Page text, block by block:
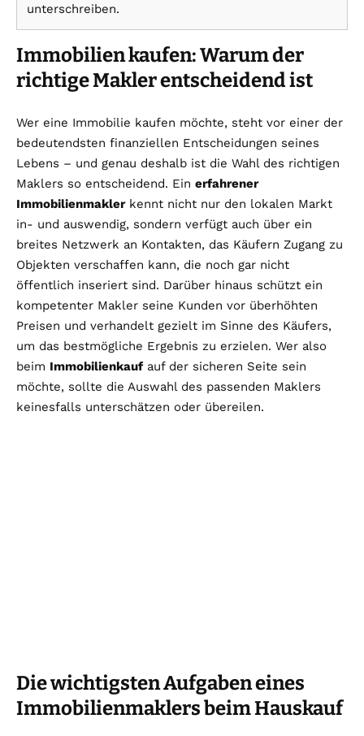
unterschreiben.
Immobilien kaufen: Warum der
richtige Makler entscheidend ist
Wer eine Immobilie kaufen möchte, steht vor einer der
bedeutendsten finanziellen Entscheidungen seines
Lebens – und genau deshalb ist die Wahl des richtigen
Maklers so entscheidend. Ein erfahrener
Immobilienmaklerkennt nicht nur den lokalen Markt
in- und auswendig, sondern verfügt auch über ein
breites Netzwerk an Kontakten, das Käufern Zugang zu
Objekten verschaffen kann, die noch gar nicht
öffentlich inseriert sind. Darüber hinaus schützt ein
kompetenter Makler seine Kunden vor überhöhten
Preisen und verhandelt gezielt im Sinne des Käufers,
um das bestmögliche Ergebnis zu erzielen. Wer also
beim Immobilienkaufauf der sicheren Seite sein
möchte, sollte die Auswahl des passenden Maklers
keinesfalls unterschätzen oder übereilen.
Die wichtigsten Aufgaben eines
Immobilienmaklers beim Hauskauf